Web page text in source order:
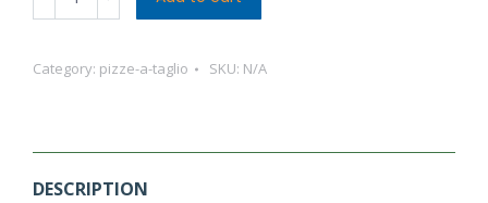
a
quantity
Category: pizze-a-taglio SKU: N/A
DESCRIPTION